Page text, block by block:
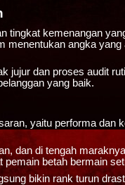
tingkat kemenangan
angka
jujur dan proses audit
yang baik.
yaitu performa dan
dan di tengah
betah bermain
bikin rank turun